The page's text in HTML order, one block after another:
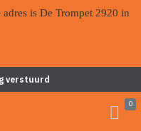
is De Trompet 2920 in
verstuurd
0